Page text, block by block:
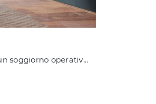
Vuoi ammobiliare un soggiorno operativo e pratico? Ecco a te la parete attrezzata Living LV718 Giessegi dalle linee decise moderne.